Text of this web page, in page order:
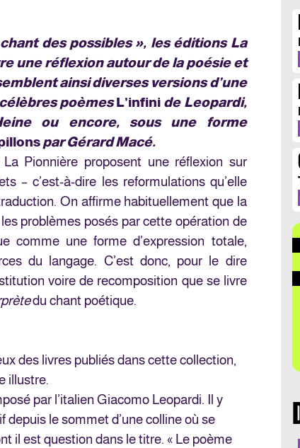
des possibles », les éditions La
une réflexion autour de la poésie et
ainsi diverses versions d’une
poèmesL’infini de Leopardi,
ou encore, sous une forme
par Gérard Macé.
Pionnière proposent une réflexion sur
– c’est-à-dire les reformulations qu’elle
On affirme habituellement que la
problèmes posés par cette opération de
comme une forme d’expression totale,
du langage. C’est donc, pour le dire
voire de recomposition que se livre
du chant poétique.
des livres publiés dans cette collection,
illustre.
par l’italien Giacomo Leopardi. Il y
le sommet d’une colline où se
il est question dans le titre. « Le poème
LA